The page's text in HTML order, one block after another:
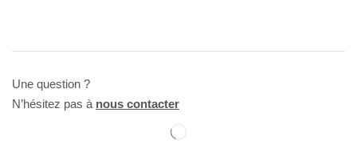
Une question ?
N’hésitez pas à nous contacter